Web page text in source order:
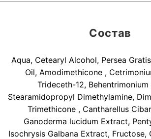
Состав
Aqua, Cetearyl Alcohol, Persea
Oil, Amodimethicone ,
Trideceth-12,
Stearamidopropyl Dimethylamine,
Trimethicone , Cantharellus
Ganoderma lucidum Extract,
Isochrysis Galbana Extract, Fructose,